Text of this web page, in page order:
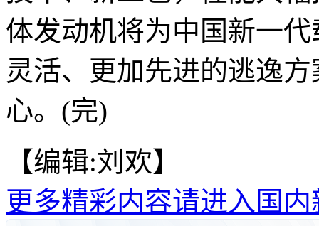
体发动机将为中国新一
灵活、更加先进的逃逸
心。(完)
【编辑:刘欢】
更多精彩内容请进入国内